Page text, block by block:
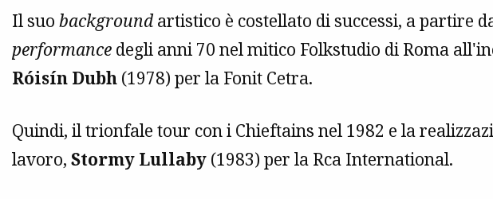
Il suo backgroundartistico è costellato di successi, a partire
performance degli anni 70 nel mitico Folkstudio di Roma
Róisín Dubh (1978) per la Fonit Cetra.
Quindi, il trionfale tour con i Chieftains nel 1982 e la
lavoro, Stormy Lullaby (1983) per la Rca International.